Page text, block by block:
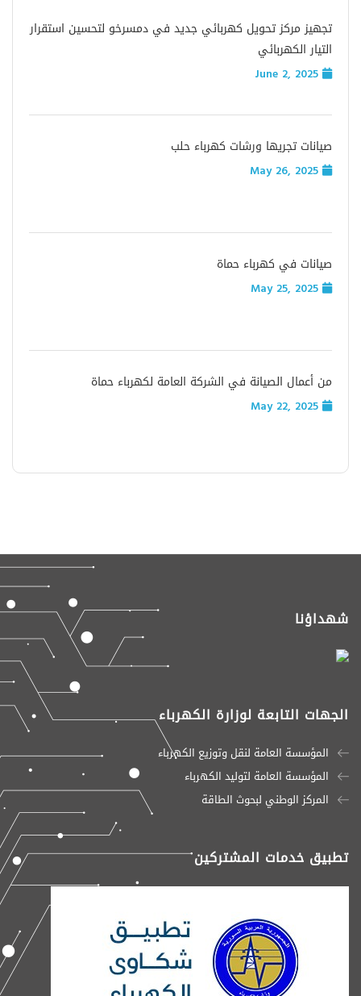
تجهيز مركز تحويل كهربائي جديد في دمسرخو لتحسين استقرار
التيار الكهربائي
صيانات تجريها ورشات كهرباء حلب
صيانات في كهرباء حماة
من أعمال الصيانة في الشركة العامة لكهرباء حماة
شهداؤنا
الجهات التابعة لوزارة الكهرباء
المؤسسة العامة لنقل وتوزيع الكهرباء
المؤسسة العامة لتوليد الكهرباء
المركز الوطني لبحوث الطاقة
تطبيق خدمات المشتركين